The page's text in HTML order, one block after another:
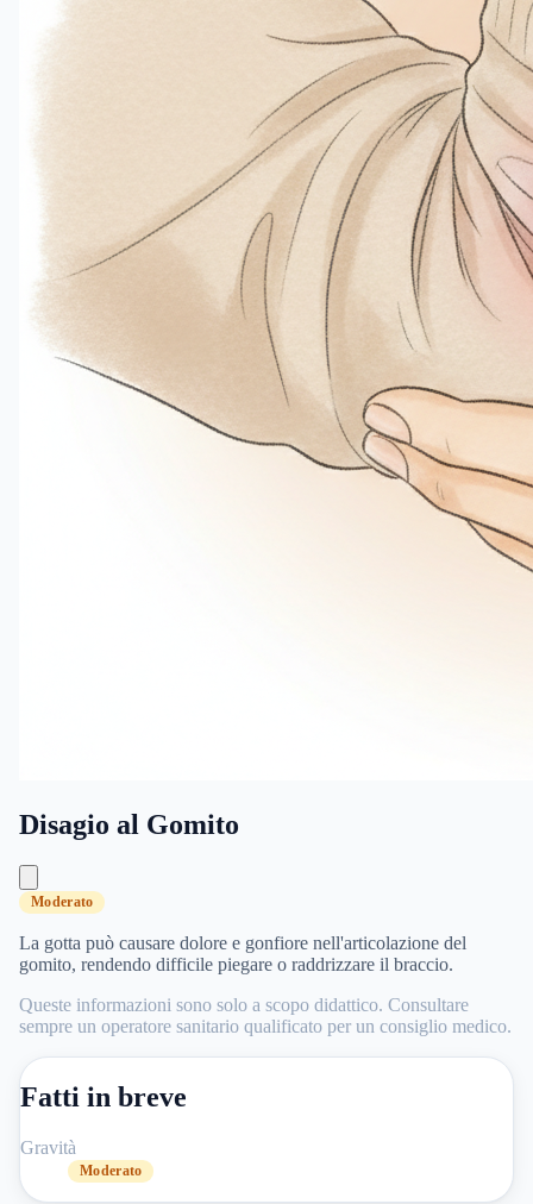
Disagio al Gomito
Moderato
La gotta può causare dolore e gonfiore nell'articolazione del
gomito, rendendo difficile piegare o raddrizzare il braccio.
Queste informazioni sono solo a scopo didattico. Consultare
sempre un operatore sanitario qualificato per un consiglio medico.
Fatti in breve
Gravità
Moderato